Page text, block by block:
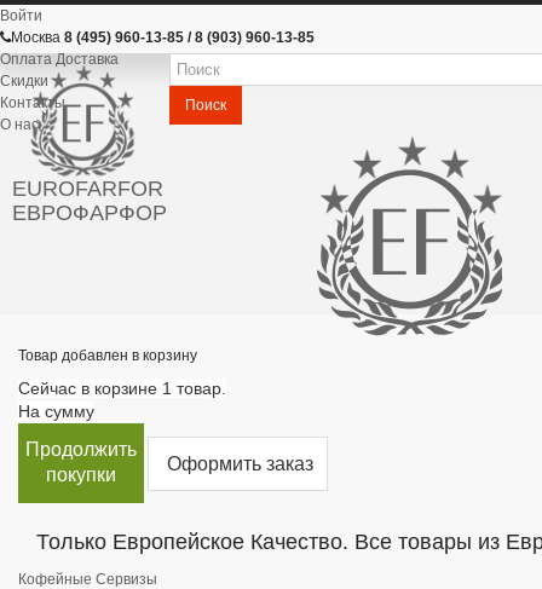
Войти
Москва 8 (495) 960-13-85 / 8 (903) 960-13-85
Оплата Доставка
Скидки
Контакты
О нас
EUROFARFOR
ЕВРОФАРФОР
Поиск
Товар добавлен в корзину
Сейчас в корзине 1 товар.
На сумму
Продолжить
покупки
Оформить заказ
Только Европейское Качество. Все товары из
Кофейные Сервизы